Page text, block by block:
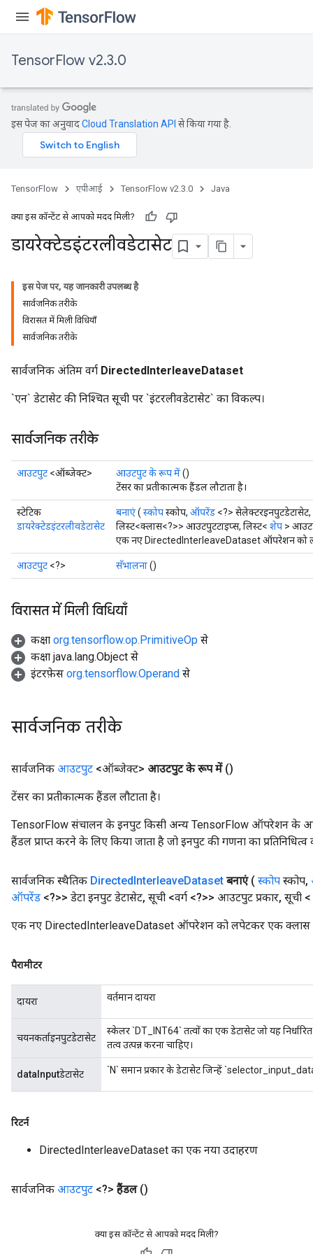
TensorFlow v2.3.0
इस पेज का अनुवादCloud Translation API से किया गया है.
TensorFlow एपीआई TensorFlow v2.3.0 Java
क्या इस कॉन्टेंट से आपको मदद मिली?
डायरेक्टेडइंटरलीवडेटासेट
इस पेज पर, यह जानकारी उपलब्ध है
सार्वजनिक तरीके
विरासत में मिली विधियाँ
सार्वजनिक तरीके
सार्वजनिक अंतिम वर्ग DirectedInterleaveDataset
`एन` डेटासेट की निश्चित सूची पर `इंटरलीवडेटासेट` का विकल्प।
सार्वजनिक तरीके
आउटपुट <ऑब्जेक्ट> आउटपुट के रूप में()
टेंसर का प्रतीकात्मक हैंडल लौटाता है।
स्टेटिक
डायरेक्टेडइंटरलीवडेटासेट
बनाएं( स्कोपस्कोप, ऑपरेंड <?>
लिस्ट<क्लास<?>> आउटपुटटाइप्स, लिस्ट< शेप >
एक नए DirectedInterleaveDataset ऑपरेशन को
आउटपुट <?> सँभालना()
विरासत में मिली विधियाँ
कक्षा org.tensorflow.op.PrimitiveOp से
कक्षा java.lang.Object से
इंटरफ़ेस org.tensorflow.Operand से
सार्वजनिक तरीके
सार्वजनिक आउटपुट <ऑब्जेक्ट> आउटपुट के रूप में ()
टेंसर का प्रतीकात्मक हैंडल लौटाता है।
TensorFlow संचालन के इनपुट किसी अन्य TensorFlow ऑपरेशन के
हैंडल प्राप्त करने के लिए किया जाता है जो इनपुट की गणना का प्रतिनिधित्व
सार्वजनिक स्थैतिक DirectedInterleaveDataset बनाएं ( स्कोप स्कोप,
ऑपरेंड <?>> डेटा इनपुट डेटासेट, सूची <वर्ग <?>> आउटपुट प्रकार, सूची <
एक नए DirectedInterleaveDataset ऑपरेशन को लपेटकर एक क्लास
पैरामीटर
दायरा वर्तमान दायरा
चयनकर्ताइनपुटडेटासेट
स्केलर `DT_INT64` तत्वों का एक डेटासेट जो यह
तत्व उत्पन्न करना चाहिए।
dataInputडेटासेट `N` समान प्रकार के डेटासेट जिन्हें
रिटर्न
DirectedInterleaveDataset का एक नया उदाहरण
सार्वजनिक आउटपुट <?> हैंडल ()
क्या इस कॉन्टेंट से आपको मदद मिली?